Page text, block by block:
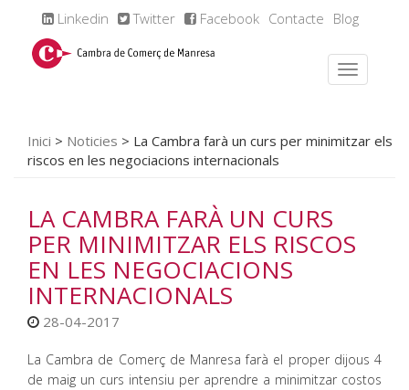
Linkedin Twitter Facebook Contacte Blog
Inici > Noticies > La Cambra farà un curs per minimitzar els
riscos en les negociacions internacionals
LA CAMBRA FARÀ UN CURS
PER MINIMITZAR ELS RISCOS
EN LES NEGOCIACIONS
INTERNACIONALS
28-04-2017
La Cambra de Comerç de Manresa farà el proper dijous 4
de maig un curs intensiu per aprendre a minimitzar costos